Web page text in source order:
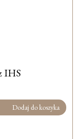
IHS
Dodaj do koszyka